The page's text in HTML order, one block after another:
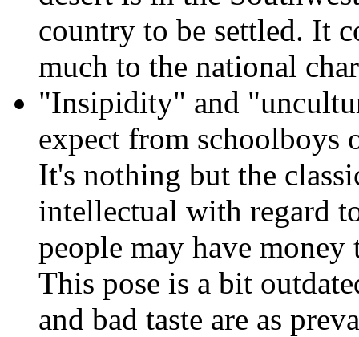
country to be settled. It
much to the national
"Insipidity" and
expect from schoolboys
It's nothing but the
intellectual with regard
people may have
This pose is a bit
and bad taste are as